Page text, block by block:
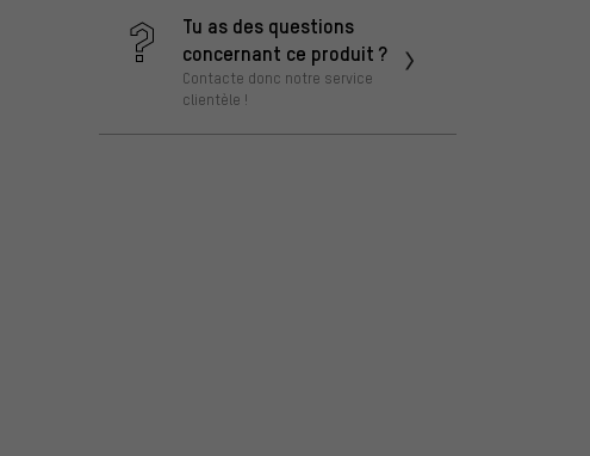
Tu as des questions
concernant ce produit ?
Contacte donc notre service
clientèle !